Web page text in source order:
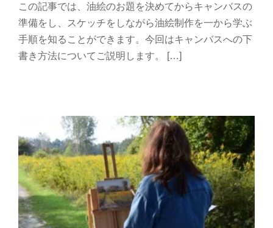
この記事では、油絵のお題を決めてからキャンバスの
準備をし、スケッチをしながら油絵制作を一から学ぶ
手順を知ることができます。今回はキャンバスへの下
書き方法についてご説明します。 […]
油絵は何にどう描けばいいのか